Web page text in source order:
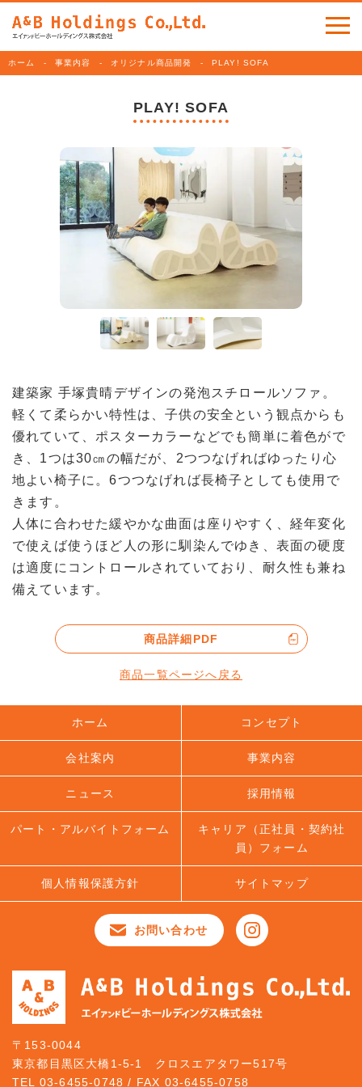
ホーム 事業内容 オリジナル商品開発 PLAY! SOFA
PLAY! SOFA
建築家 手塚貴晴デザインの発泡スチロールソファ。
軽くて柔らかい特性は、子供の安全という観点からも
優れていて、ポスターカラーなどでも簡単に着色がで
き、1つは30㎝の幅だが、2つつなげればゆったり心
地よい椅子に。6つつなげれば長椅子としても使用で
きます。
人体に合わせた緩やかな曲面は座りやすく、経年変化
で使えば使うほど人の形に馴染んでゆき、表面の硬度
は適度にコントロールされていており、耐久性も兼ね
備えています。
商品詳細PDF
商品一覧ページへ戻る
〒153-0044
東京都目黒区大橋1-5-1 クロスエアタワー517号
TEL 03-6455-0748 / FAX 03-6455-0758
ホーム コンセプト
会社案内 事業内容
ニュース 採用情報
パート・アルバイトフォーム
キャリア（正社員・契約社
員）フォーム
個人情報保護方針 サイトマップ
お問い合わせ